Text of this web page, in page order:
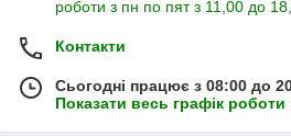
ДЕКОРАТИВНИХ
· Блекауты (фактура атлас, софт,
· Тканини з велюровою фактурою
мультивельвет)
роботи з пн по пят з 11,00 до
Контакти
Сьогодні працює з 08:00 до
Показати весь графік роботи